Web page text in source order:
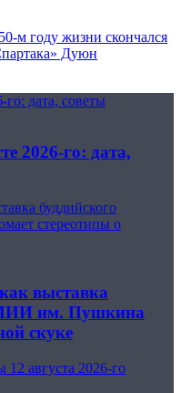
м году жизни скончался
Дуюн
го: дата, советы
2026-го: дата,
буддийского
стереотипы о
выставка
им. Пушкина
скуке
12 августа 2026-го